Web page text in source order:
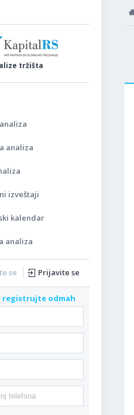
tržišta
analiza
izveštaji
kalendar
analiza
se Prijavite se
registrujte odmah